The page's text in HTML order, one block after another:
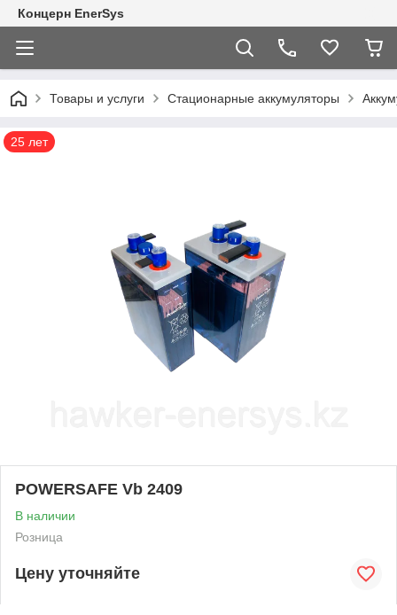
Концерн EnerSys
Товары и услуги Стационарные аккумуляторы
25 лет
POWERSAFE Vb 2409
В наличии
Розница
Цену уточняйте